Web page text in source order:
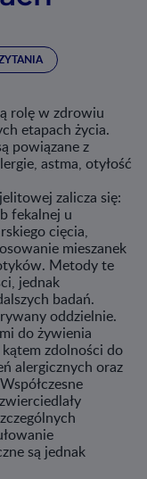
rolę w zdrowiu
etapach życia.
powiązane z
astma, otyłość
zalicza się:
fekalnej u
cięcia,
mieszanek
Metody te
jednak
badań.
oddzielnie.
do żywienia
zdolności do
alergicznych oraz
są jednak